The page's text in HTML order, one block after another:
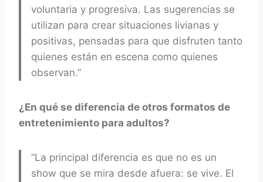
voluntaria y progresiva. Las sugerencias se
utilizan para crear situaciones livianas y
positivas, pensadas para que disfruten tanto
quienes están en escena como quienes
observan.”
¿En qué se diferencia de otros formatos de
entretenimiento para adultos?
“La principal diferencia es que no es un
show que se mira desde afuera: se vive. El